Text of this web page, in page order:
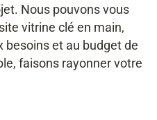
Nous pouvons vous
vitrine clé en main,
et au budget de
faisons rayonner votre